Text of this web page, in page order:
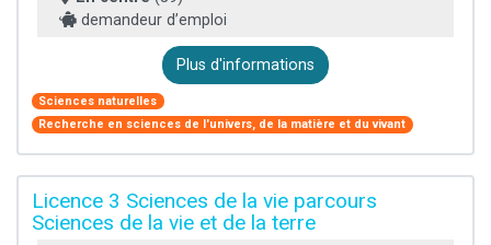
demandeur d’emploi
Plus d'informations
Sciences naturelles
Recherche en sciences de l'univers, de la matière et du vivant
Licence 3 Sciences de la vie parcours
Sciences de la vie et de la terre